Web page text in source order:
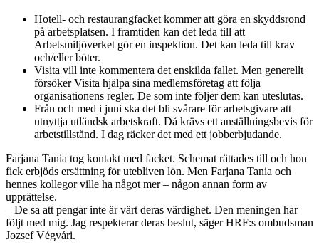
Hotell- och restaurangfacket kommer att göra en skyddsrond
på arbetsplatsen. I framtiden kan det leda till att
Arbetsmiljöverket gör en inspektion. Det kan leda till krav
och/eller böter.
Visita vill inte kommentera det enskilda fallet. Men generellt
försöker Visita hjälpa sina medlemsföretag att följa
organisationens regler. De som inte följer dem kan uteslutas.
Från och med i juni ska det bli svårare för arbetsgivare att
utnyttja utländsk arbetskraft. Då krävs ett anställningsbevis för
arbetstillstånd. I dag räcker det med ett jobberbjudande.
Farjana Tania tog kontakt med facket. Schemat rättades till och hon
fick erbjöds ersättning för utebliven lön. Men Farjana Tania och
hennes kollegor ville ha något mer – någon annan form av
upprättelse.
– De sa att pengar inte är värt deras värdighet. Den meningen har
följt med mig. Jag respekterar deras beslut, säger HRF:s ombudsman
Jozsef Végvári.